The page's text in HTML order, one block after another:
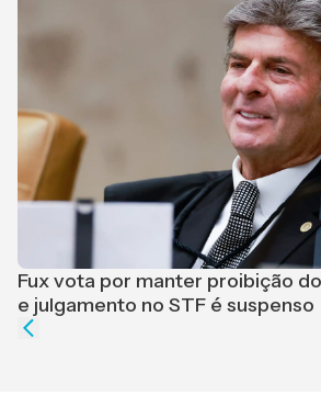
Fux vota por manter proibição
e julgamento no STF é suspenso